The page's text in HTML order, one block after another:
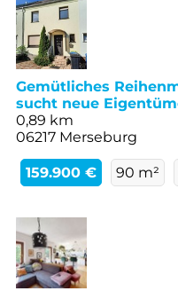
Gemütliches
sucht neue
0,89 km
06217 Merseburg
159.900 € 90 m²